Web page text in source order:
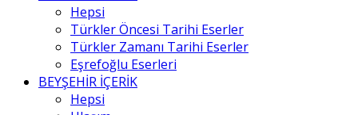
Hepsi
Türkler Öncesi Tarihi Eserler
Türkler Zamanı Tarihi Eserler
Eşrefoğlu Eserleri
BEYŞEHİR İÇERİK
Hepsi